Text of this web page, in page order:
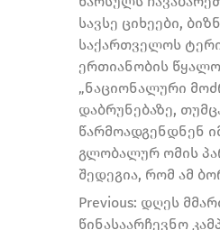
სავსე ციხეები,
საქართველოს
ერთიანობის
„ნაციონალური
დაბრუნებაზე,
წარმოადგენდნენ
გლობალურ ომის
შედეგია, რომ ამ
Previous: დღეს
წინასაარჩევნო